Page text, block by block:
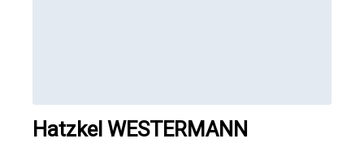
Hatzkel WESTERMANN